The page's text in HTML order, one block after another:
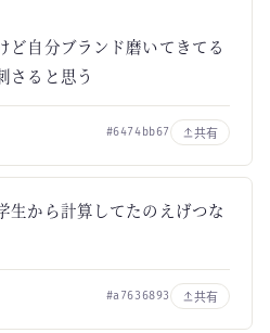
ど自分ブランド磨いてきてる
さると思う
#6474bb67 共有
生から計算してたのえげつな
#a7636893 共有